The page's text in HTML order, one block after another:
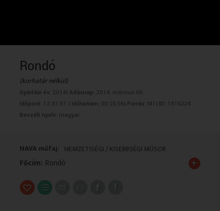
Rondó
(korhatár nélkül)
Gyártási év: 2014| Adásnap: 2014. március 06.
Időpont: 12:31:51 | Időtartam: 00:26:06| Forrás: M1| ID: 1816224
Beszélt nyelv: magyar
NAVA műfaj: NEMZETISÉGI / KISEBBSÉGI MŰSOR
Főcím: Rondó +